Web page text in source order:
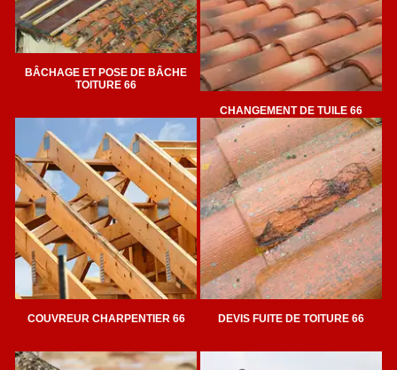
BÂCHAGE ET POSE DE BÂCHE
TOITURE 66
CHANGEMENT DE TUILE 66
COUVREUR CHARPENTIER 66 DEVIS FUITE DE TOITURE 66